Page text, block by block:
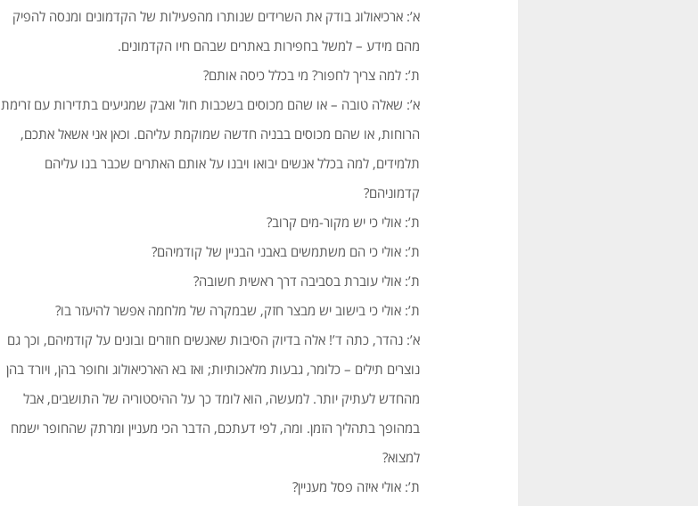
א’: ארכיאולוג בודק את השרידים שנותרו מהפעילות של הקדמונים ומנסה להפיק
מהם מידע – למשל בחפירות באתרים שבהם חיו הקדמונים.
ת’: למה צריך לחפור? מי בכלל כיסה אותם?
א’: שאלה טובה – או שהם מכוסים בשכבות חול ואבק שמגיעים בתדירות עם זרימת
הרוחות, או שהם מכוסים בבניה חדשה שמוקמת עליהם. וכאן אני אשאל אתכם,
תלמידים, למה בכלל אנשים יבואו ויבנו על אותם האתרים שכבר בנו עליהם
קדמוניהם?
ת’: אולי כי יש מקור-מים קרוב?
ת’: אולי כי הם משתמשים באבני הבניין של קודמיהם?
ת’: אולי עוברת בסביבה דרך ראשית חשובה?
ת’: אולי כי בישוב יש מבצר חזק, שבמקרה של מלחמה אפשר להיעזר בו?
א’: נהדר, כתה ד’! אלה בדיוק הסיבות שאנשים חוזרים ובונים על קודמיהם, וכך גם
נוצרים תילים – כלומר, גבעות מלאכותיות; ואז בא הארכיאולוג וחופר בהן, ויורד בהן
מהחדש לעתיק יותר. למעשה, הוא לומד כך על ההיסטוריה של התושבים, אבל
במהופך בתהליך הזמן. ומה, לפי דעתכם, הדבר הכי מעניין ומרתק שהחופר ישמח
למצוא?
ת’: אולי איזה פסל מעניין?